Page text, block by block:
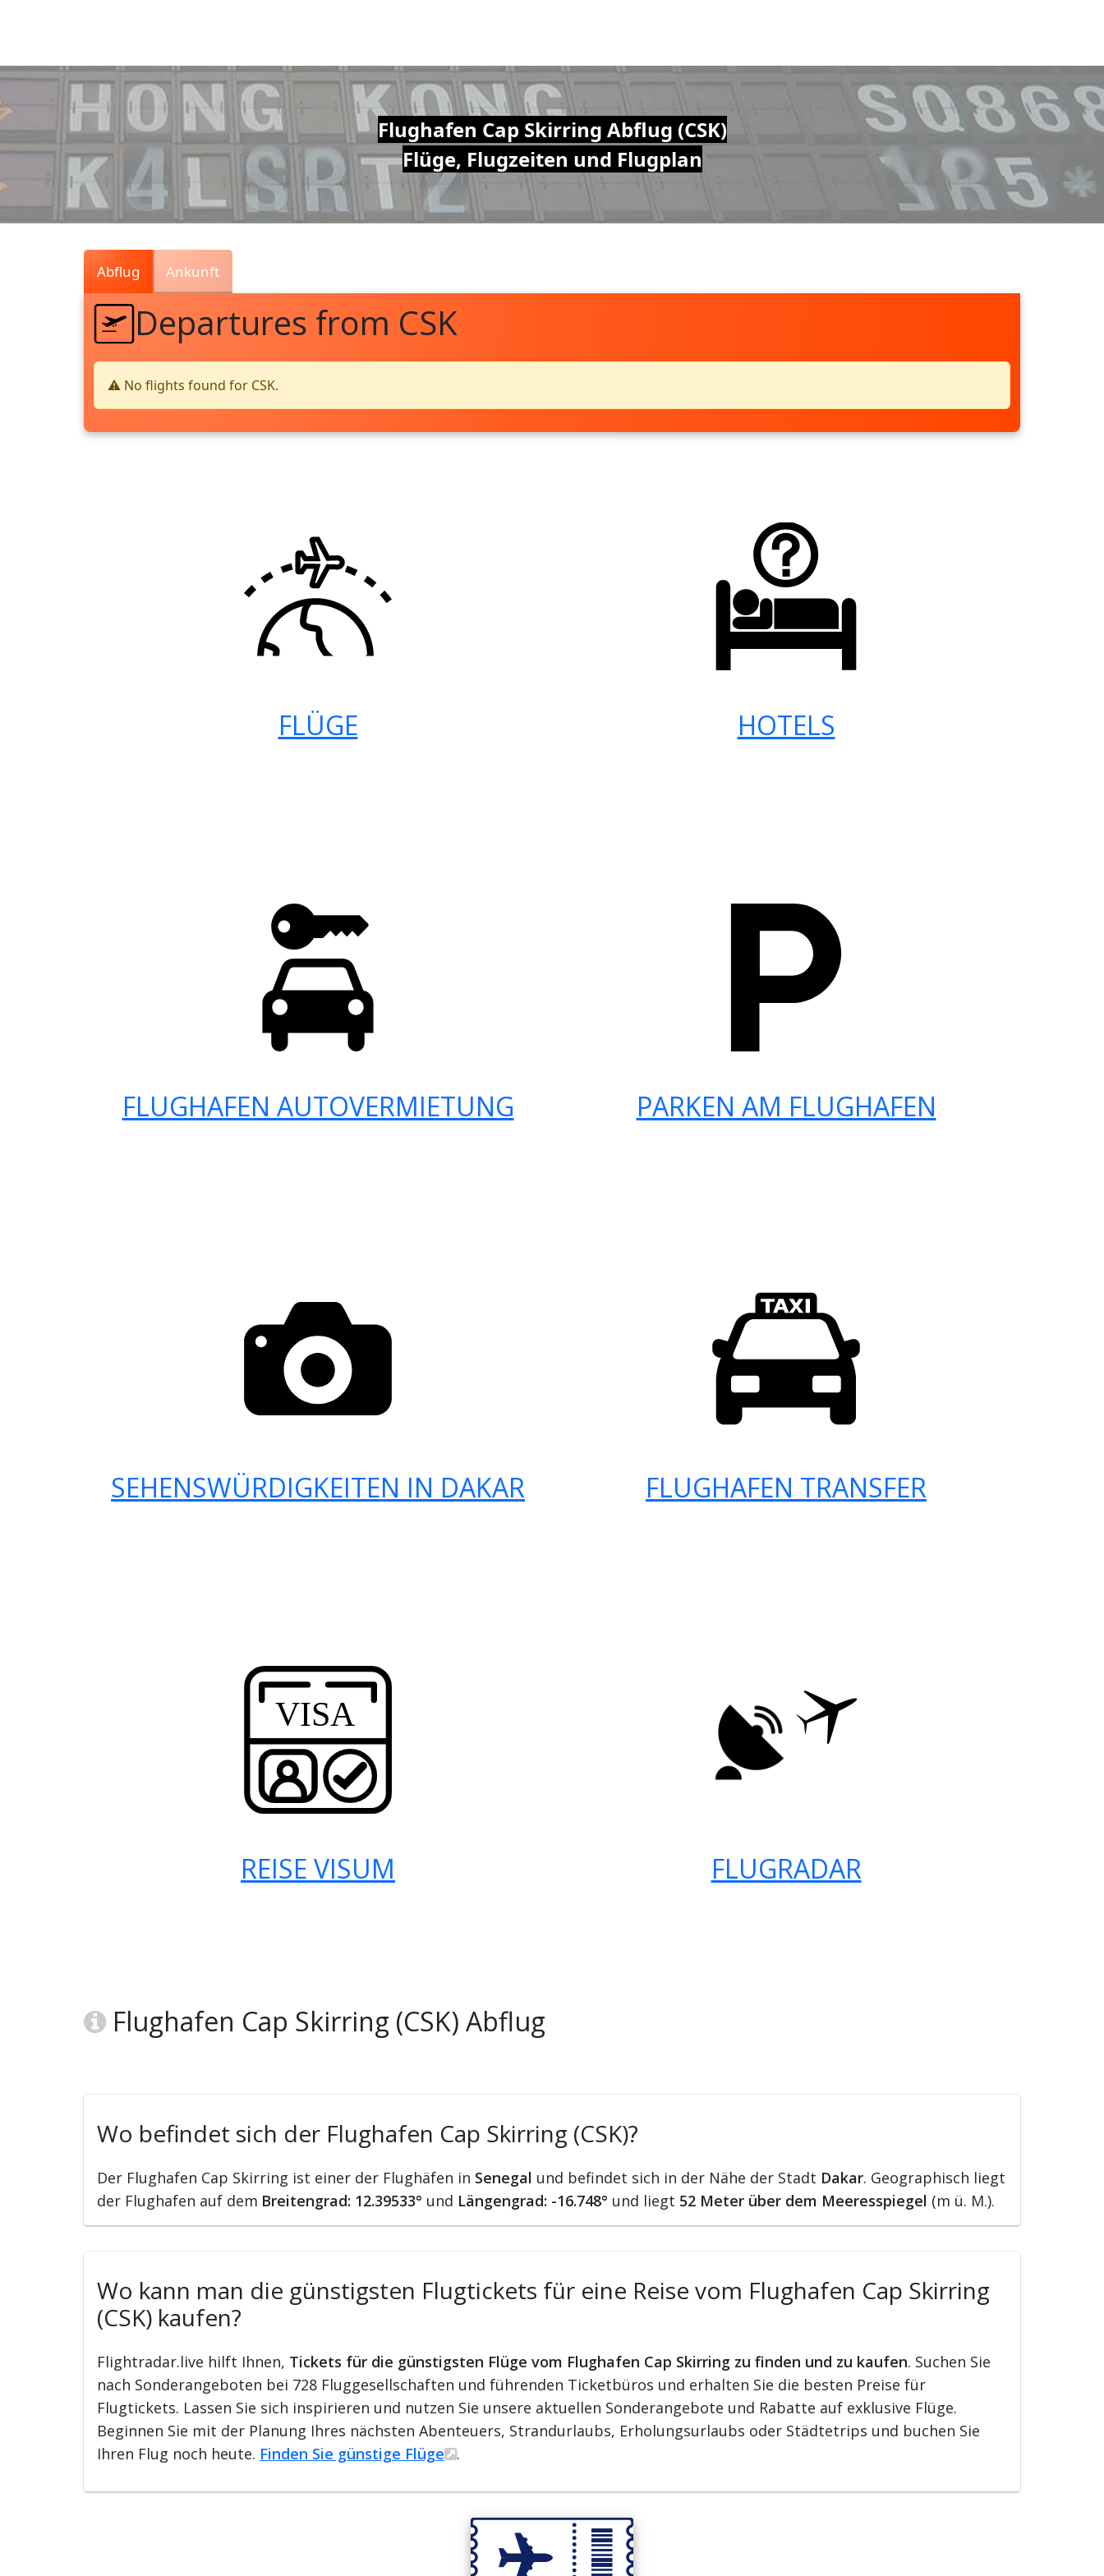
Traffic
Live
Flughafen Cap Skirring Abflug (CSK)
Flüge, Flugzeiten und Flugplan
Abflug Ankunft
Departures from CSK
⚠️ No flights found for CSK.
FLÜGE HOTELS
FLUGHAFEN AUTOVERMIETUNG PARKEN AM FLUGHAFEN
SEHENSWÜRDIGKEITEN IN DAKAR FLUGHAFEN TRANSFER
REISE VISUM FLUGRADAR
Flughafen Cap Skirring (CSK) Abflug
Wo befindet sich der Flughafen Cap Skirring (CSK)?
Der Flughafen Cap Skirring ist einer der Flughäfen in Senegal und befindet sich in der Nähe der Stadt Dakar. Geographisch liegt
der Flughafen auf dem Breitengrad: 12.39533° und Längengrad: -16.748° und liegt 52 Meter über dem Meeresspiegel (m ü. M.).
Wo kann man die günstigsten Flugtickets für eine Reise vom Flughafen Cap Skirring
(CSK) kaufen?
Flightradar.live hilft Ihnen, Tickets für die günstigsten Flüge vom Flughafen Cap Skirring zu finden und zu kaufen. Suchen Sie
nach Sonderangeboten bei 728 Fluggesellschaften und führenden Ticketbüros und erhalten Sie die besten Preise für
Flugtickets. Lassen Sie sich inspirieren und nutzen Sie unsere aktuellen Sonderangebote und Rabatte auf exklusive Flüge.
Beginnen Sie mit der Planung Ihres nächsten Abenteuers, Strandurlaubs, Erholungsurlaubs oder Städtetrips und buchen Sie
Ihren Flug noch heute. Finden Sie günstige Flüge .